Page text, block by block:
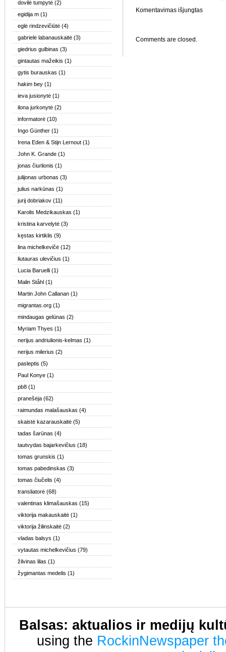
dovilė tumpytė (2)
egidija m (1)
eglė rindzevičiūtė (4)
gabrielė labanauskaitė (3)
giedrius gulbinas (3)
gintautas mažeikis (1)
gytis burauskas (1)
hakim bey (1)
ieva jusionytė (1)
ilona jurkonytė (2)
informatorė (10)
Ingo Günther (1)
Irena Eden & Stijn Lernout (1)
John K. Grande (1)
jonas čiurlionis (1)
julijonas urbonas (3)
julius narkūnas (1)
jurij dobriakov (11)
Karolis Medzikauskas (1)
kristina karvelytė (3)
kęstas kirtiklis (9)
lina michelkevičė (12)
liutauras ulevičius (1)
Lucia Baruelli (1)
Malin Ståhl (1)
Martin John Callanan (1)
migrantas.org (1)
mindaugas gelūnas (2)
Myriam Thyes (1)
nerijus andriulionis-kelmas (1)
nerijus milerius (2)
pasleptis (5)
Paul Konye (1)
pb8 (1)
pranešėja (62)
raimundas malašauskas (4)
skaistė kazarauskaitė (5)
tadas šarūnas (4)
tautvydas bajarkevičius (18)
tomas grunskis (1)
tomas pabedinskas (3)
tomas čiučelis (4)
transliatorė (68)
valentinas klimašauskas (15)
viktorija makauskaitė (1)
viktorija žilinskaitė (2)
vladas balsys (1)
vytautas michelkevičius (79)
žilvinas lilas (1)
žygimantas medelis (1)
Komentavimas išjungtasįraše
Comments are closed.
Balsas: aktualios ir medijų
using the RockinNewspaper